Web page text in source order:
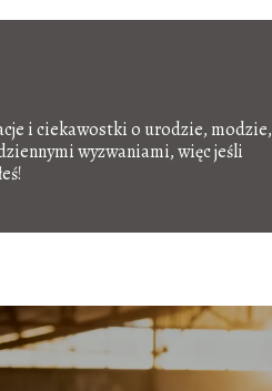
i ciekawostki o urodzie, modzie,
wyzwaniami, więc jeśli